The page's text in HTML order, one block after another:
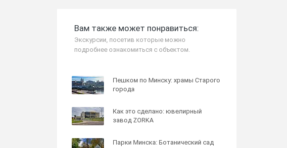
Вам также может понравиться:
Экскурсии, посетив которые можно
подробнее ознакомиться с объектом.
Пешком по Минску: храмы Старого
города
Как это сделано: ювелирный
завод ZORKA
Парки Минска: Ботанический сад